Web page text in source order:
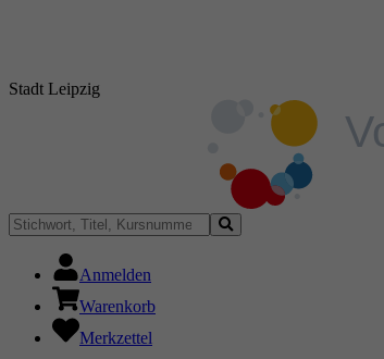
Stadt Leipzig
Anmelden
Warenkorb
Merkzettel